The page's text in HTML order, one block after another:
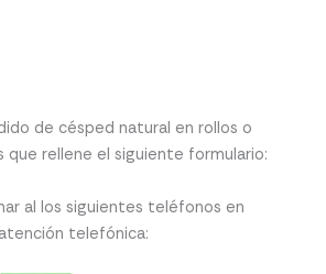
de césped natural en rollos o
rellene el siguiente formulario:
al los siguientes teléfonos en
telefónica: